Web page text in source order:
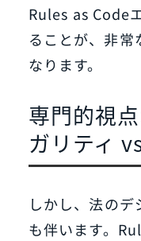
Rules as Code
ることが、非常
なります。
専門的視
ガリティ
しかし、法の
も伴います。